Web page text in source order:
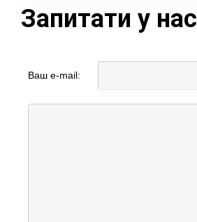
Запитати у нас
Ваш e-mail: